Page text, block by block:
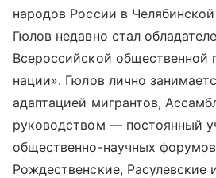
народов России в
Гюлов недавно стал
Всероссийской общественной
нации». Гюлов лично
адаптацией мигрантов,
руководством — постоянный
общественно-научных
Рождественские, Расулевские